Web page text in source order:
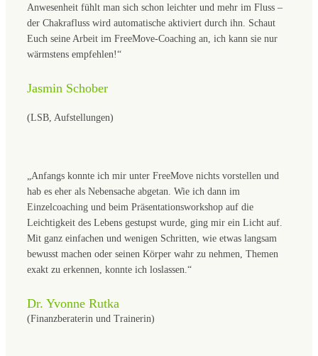
Anwesenheit fühlt man sich schon leichter und mehr im Fluss –
der Chakrafluss wird automatische aktiviert durch ihn. Schaut
Euch seine Arbeit im FreeMove-Coaching an, ich kann sie nur
wärmstens empfehlen!“
Jasmin Schober
(LSB, Aufstellungen)
„Anfangs konnte ich mir unter FreeMove nichts vorstellen und
hab es eher als Nebensache abgetan. Wie ich dann im
Einzelcoaching und beim Präsentationsworkshop auf die
Leichtigkeit des Lebens gestupst wurde, ging mir ein Licht auf.
Mit ganz einfachen und wenigen Schritten, wie etwas langsam
bewusst machen oder seinen Körper wahr zu nehmen, Themen
exakt zu erkennen, konnte ich loslassen.“
Dr. Yvonne Rutka
(Finanzberaterin und Trainerin)